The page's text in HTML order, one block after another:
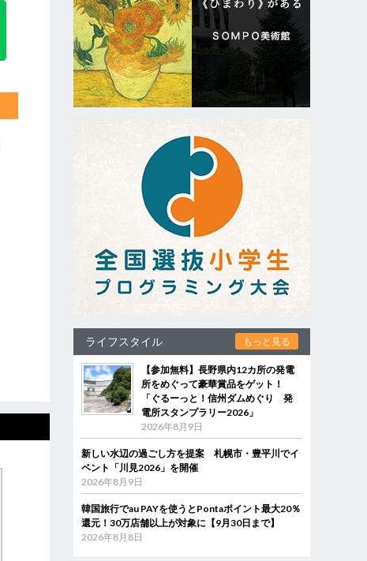
ライフスタイル もっと見る
【参加無料】長野県内12カ所の発電
所をめぐって豪華賞品をゲット！
「ぐるーっと！信州ダムめぐり 発
電所スタンプラリー2026」
2026年8月9日
新しい水辺の過ごし方を提案 札幌市・豊平川でイ
ベント「川見2026」を開催
2026年8月9日
韓国旅行でau PAYを使うとPontaポイント最大20％
還元！30万店舗以上が対象に【9月30日まで】
2026年8月8日